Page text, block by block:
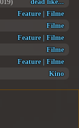
Feature| Filme
Filme
Feature| Filme
Filme
Feature| Filme
Kino